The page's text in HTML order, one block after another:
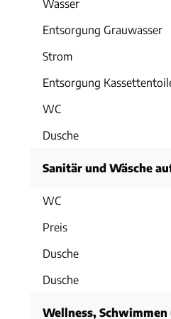
Wasser
Entsorgung Grauwasser
Strom
Entsorgung
WC
Dusche
Sanitär und Wäsche
WC
Preis
Dusche
Dusche
Wellness,